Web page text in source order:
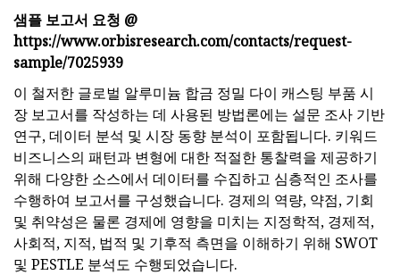
샘플 보고서 요청 @
https://www.orbisresearch.com/contacts/request-
sample/7025939
이 철저한 글로벌 알루미늄 합금 정밀 다이 캐스팅 부품 시
장 보고서를 작성하는 데 사용된 방법론에는 설문 조사 기반
연구, 데이터 분석 및 시장 동향 분석이 포함됩니다. 키워드
비즈니스의 패턴과 변형에 대한 적절한 통찰력을 제공하기
위해 다양한 소스에서 데이터를 수집하고 심층적인 조사를
수행하여 보고서를 구성했습니다. 경제의 역량, 약점, 기회
및 취약성은 물론 경제에 영향을 미치는 지정학적, 경제적,
사회적, 지적, 법적 및 기후적 측면을 이해하기 위해 SWOT
및 PESTLE 분석도 수행되었습니다.